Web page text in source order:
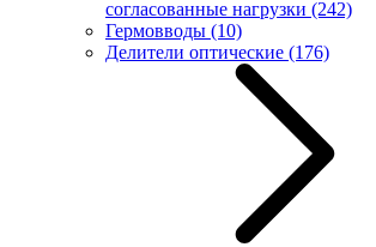
согласованные нагрузки (242)
Гермовводы (10)
Делители оптические (176)